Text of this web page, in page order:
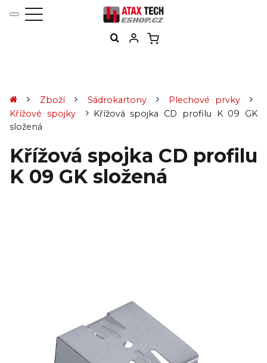
Zboží Sádrokartony
Plechové prvky
Křížové spojky
Křížová spojka CD profilu K 09 GK
složená
Křížová spojka CD profilu
K 09 GK složená